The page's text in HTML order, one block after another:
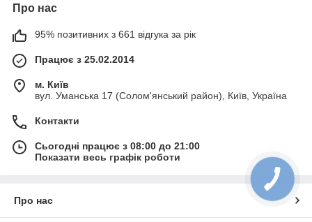
Про нас
95% позитивних з 661 відгука за рік
Працює з 25.02.2014
м. Київ
вул. Уманська 17 (Солом'янський район), Київ, Україна
Контакти
Сьогодні працює з 08:00 до 21:00
Показати весь графік роботи
Про нас